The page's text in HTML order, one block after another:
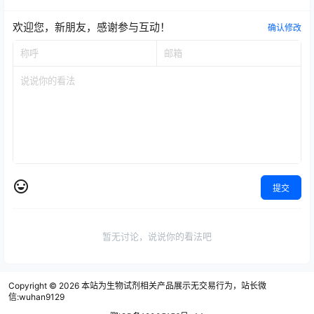
欢迎您，新朋友，感谢参与互动！ 确认修改
提交
暂无讨论，说说你的看法吧
Copyright © 2026 本站为生物试剂相关产品展示无交易行为，站长微
信:wuhan9129